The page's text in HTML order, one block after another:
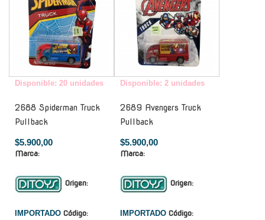
Disponible: 20 unidades
2688 Spiderman Truck
Pullback
$5.900,00
Marca:
Origen:
IMPORTADO Código:
Disponible: 2 unidades
2689 Avengers Truck
Pullback
$5.900,00
Marca:
Origen:
IMPORTADO Código: